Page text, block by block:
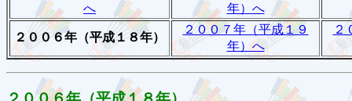
へ
年）へ
２００６年（平成１８年）
２００７年（平成１９
年）へ
２